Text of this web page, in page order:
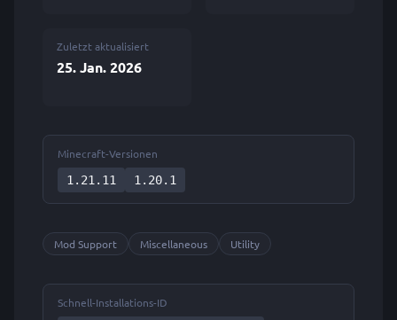
Zuletzt aktualisiert
25. Jan. 2026
Minecraft-Versionen
1.21.11
1.20.1
Mod Support Miscellaneous Utility
Schnell-Installations-ID